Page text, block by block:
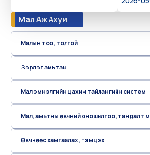
Мал Аж Ахуй
Малын тоо, толгой
Зэрлэг амьтан
Мал эмнэлгийн цахим тайлангийн систем
Мал, амьтны өвчний оношилгоо, тандалт
Өвчнөөс хамгаалах, тэмцэх